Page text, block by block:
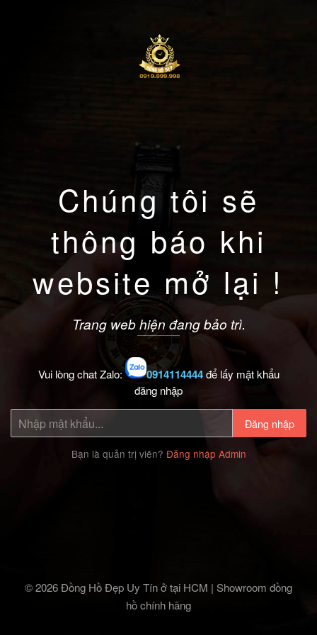
Chúng tôi sẽ
thông báo khi
website mở lại !
Trang web hiện đang bảo trì.
Vui lòng chat Zalo: 0914114444để lấy mật khẩu
đăng nhập
Đăng nhập
Bạn là quản trị viên? Đăng nhập Admin
© 2026 Đồng Hồ Đẹp Uy Tín ở tại HCM | Showroom đồng
hồ chính hãng‎